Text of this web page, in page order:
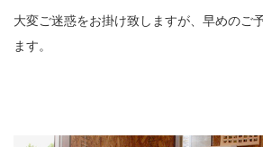
大変ご迷惑をお掛け致しますが、早めのご
ます。